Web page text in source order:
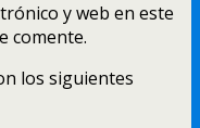
y web en este
comente.
los siguientes